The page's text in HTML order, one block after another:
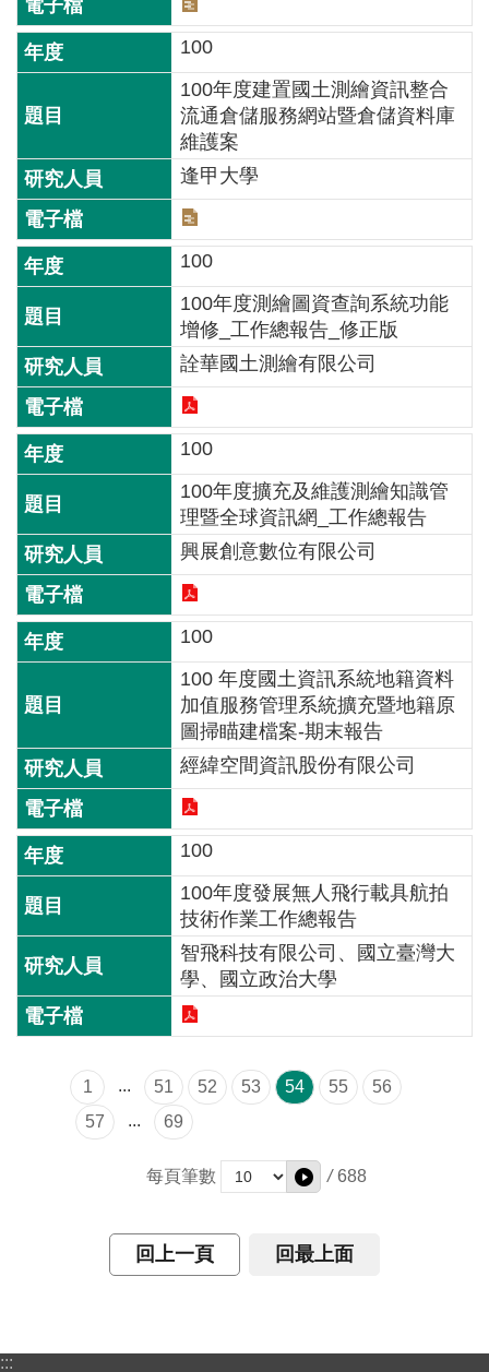
案
廣
場
行
專
區
回
首
網
站
導
覽
相
關
連
結
測
繪
信
見
問
答
English
網
站
100
100年度建置國土測繪資訊整合
流通倉儲服務網站暨倉儲資料庫
維護案
逢甲大學
100
100年度測繪圖資查詢系統功能
增修_工作總報告_修正版
詮華國土測繪有限公司
100
100年度擴充及維護測繪知識管
理暨全球資訊網_工作總報告
興展創意數位有限公司
100
100 年度國土資訊系統地籍資料
加值服務管理系統擴充暨地籍原
圖掃瞄建檔案-期末報告
經緯空間資訊股份有限公司
100
100年度發展無人飛行載具航拍
技術作業工作總報告
智飛科技有限公司、國立臺灣大
學、國立政治大學
1 ... 51 52 53 54 55
56
57
... 69
每頁筆數 / 688
回上一頁 回最上面
:::